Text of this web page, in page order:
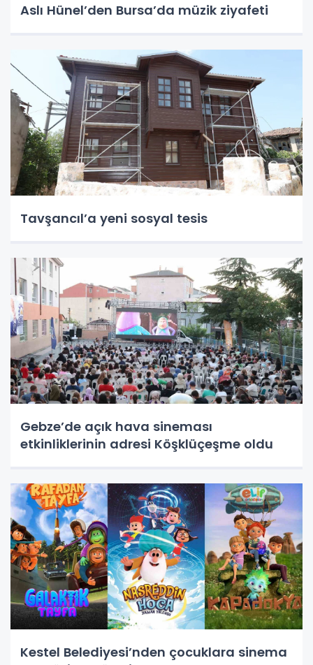
Aslı Hünel’den Bursa’da müzik ziyafeti
Tavşancıl’a yeni sosyal tesis
Gebze’de açık hava sineması
etkinliklerinin adresi Köşklüçeşme oldu
Kestel Belediyesi’nden çocuklara sinema